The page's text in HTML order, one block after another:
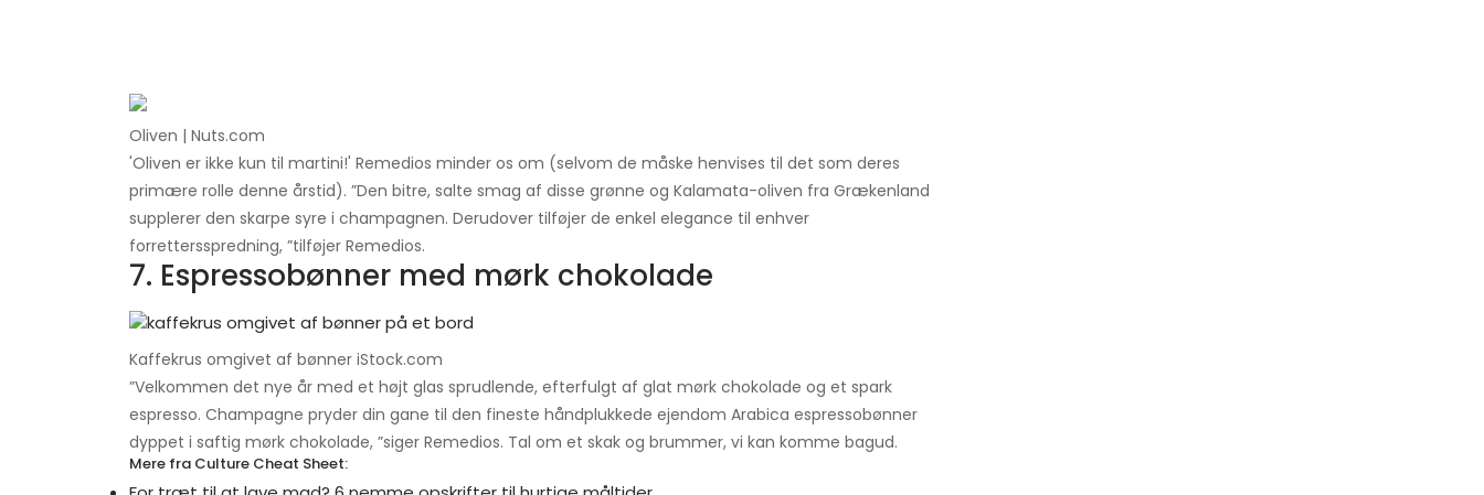
Oliven | Nuts.com
'Oliven er ikke kun til martini!' Remedios minder os om (selvom de måske henvises til det som deres
primære rolle denne årstid). ”Den bitre, salte smag af disse grønne og Kalamata-oliven fra Grækenland
supplerer den skarpe syre i champagnen. Derudover tilføjer de enkel elegance til enhver
forrettersspredning, ”tilføjer Remedios.
7. Espressobønner med mørk chokolade
Kaffekrus omgivet af bønner iStock.com
”Velkommen det nye år med et højt glas sprudlende, efterfulgt af glat mørk chokolade og et spark
espresso. Champagne pryder din gane til den fineste håndplukkede ejendom Arabica espressobønner
dyppet i saftig mørk chokolade, ”siger Remedios. Tal om et skak og brummer, vi kan komme bagud.
Mere fra Culture Cheat Sheet: